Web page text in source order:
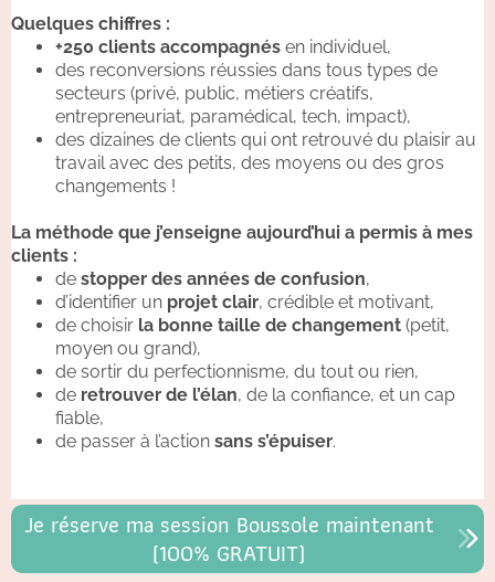
Quelques chiffres :
+250 clients accompagnés en individuel,
des reconversions réussies dans tous types de
secteurs (privé, public, métiers créatifs,
entrepreneuriat, paramédical, tech, impact),
des dizaines de clients qui ont retrouvé du plaisir au
travail avec des petits, des moyens ou des gros
changements !
La méthode que j’enseigne aujourd’hui a permis à mes
clients :
de stopper des années de confusion,
d’identifier un projet clair, crédible et motivant,
de choisir la bonne taille de changement (petit,
moyen ou grand),
de sortir du perfectionnisme, du tout ou rien,
de retrouver de l’élan, de la confiance, et un cap
fiable,
de passer à l’action sans s’épuiser.
Je réserve ma session Boussole maintenant
(100% GRATUIT)